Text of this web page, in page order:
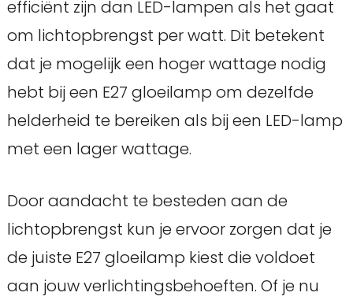
efficiënt zijn dan LED-lampen als het gaat
om lichtopbrengst per watt. Dit betekent
dat je mogelijk een hoger wattage nodig
hebt bij een E27 gloeilamp om dezelfde
helderheid te bereiken als bij een LED-lamp
met een lager wattage.
Door aandacht te besteden aan de
lichtopbrengst kun je ervoor zorgen dat je
de juiste E27 gloeilamp kiest die voldoet
aan jouw verlichtingsbehoeften. Of je nu